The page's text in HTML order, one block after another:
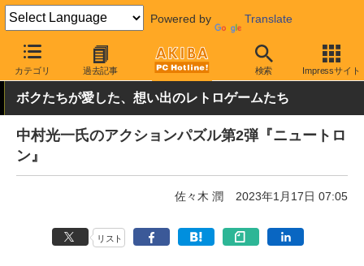
Powered by Translate
カテゴリ 過去記事 検索 Impressサイト
AKIBA PC Hotline! PC本体・ソフト ソフト・PCゲーム PCゲ
ボクたちが愛した、想い出のレトロゲームたち
中村光一氏のアクションパズル第2弾『ニュートロ
ン』
佐々木 潤 2023年1月17日 07:05
リスト